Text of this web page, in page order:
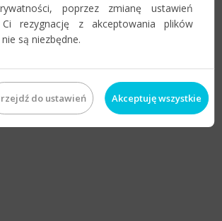
poprzez zmianę ustawień
Ci rezygnację z akceptowania plików
są niezbędne.
do ustawień Akceptuję wszystkie